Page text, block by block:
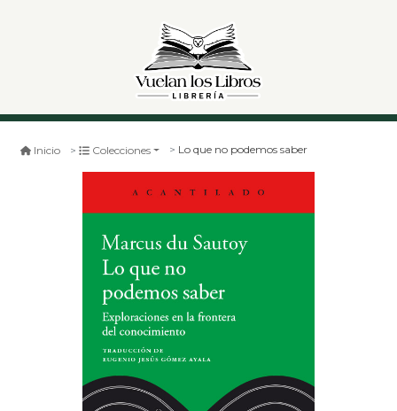
Inicio Colecciones Lo que no podemos saber